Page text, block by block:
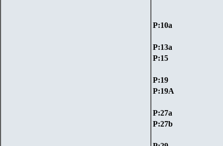
P:10а
P:13а
P:15
P:19
P:19A
P:27a
P:27b